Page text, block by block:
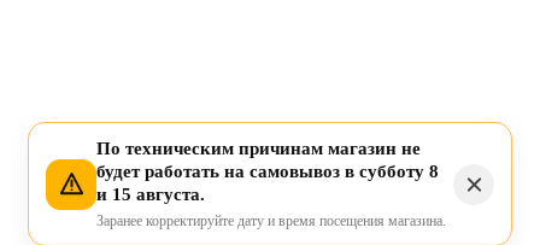
По техническим причинам магазин не
будет работать на самовывоз в субботу 8
и 15 августа.
Заранее корректируйте дату и время посещения магазина.